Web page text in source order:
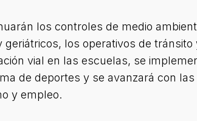
los controles de medio
los operativos de
vial en las escuelas, se
de deportes y se avanzará con
y empleo.